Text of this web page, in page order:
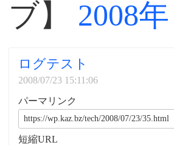
ブ】 2008年
ログテスト
2008/07/23 15:11:06
パーマリンク
短縮URL